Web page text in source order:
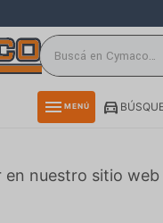
menu MENÚ
en nuestro sitio